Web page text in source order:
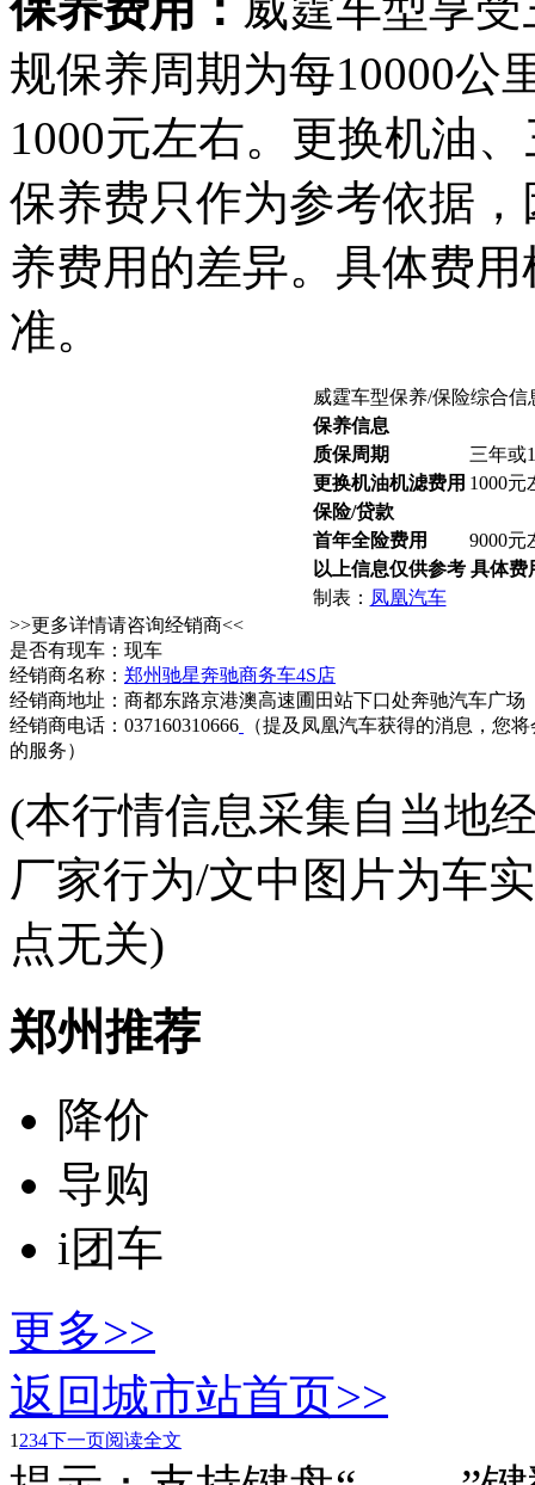
规保养周期为每10000公
1000元左右。更换机油
保养费只作为参考依据
养费用的差异。具体费
准。
威霆车型保养/保险综合信
保养信息
质保周期
三年或
更换机油机滤费用 1000元
保险/贷款
首年全险费用
9000元
以上信息仅供参考 具体
制表： 凤凰汽车
>>更多详情请咨询经销商<<
是否有现车：现车
经销商名称： 郑州驰星奔驰商务车4S店
经销商地址：商都东路京港澳高速圃田站下口处奔驰汽车广场
经销商电话：037160310666
（提及凤凰汽车获得的消息，您
的服务）
(本行情信息采集自当地
厂家行为/文中图片为车
点无关)
郑州推荐
降价
导购
i团车
更多>>
返回城市站首页>>
1 234下一页阅读全文